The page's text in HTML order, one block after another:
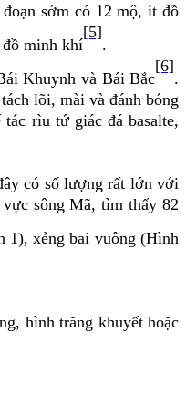
sớm có 12 mộ, ít đồ
đồ minh khí
[5]
.
Khuynh và Bái Bắc
[6]
.
lõi, mài và đánh bóng
rìu tứ giác đá basalte,
có số lượng rất lớn với
sông Mã, tìm thấy 82
1), xẻng bai vuông (Hình
hình trăng khuyết hoặc